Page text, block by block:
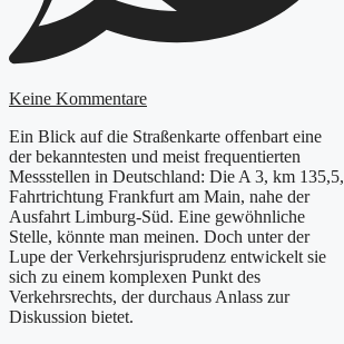
Keine Kommentare
Ein Blick auf die Straßenkarte offenbart eine
der bekanntesten und meist frequentierten
Messstellen in Deutschland: Die A 3, km 135,5,
Fahrtrichtung Frankfurt am Main, nahe der
Ausfahrt Limburg-Süd. Eine gewöhnliche
Stelle, könnte man meinen. Doch unter der
Lupe der Verkehrsjurisprudenz entwickelt sie
sich zu einem komplexen Punkt des
Verkehrsrechts, der durchaus Anlass zur
Diskussion bietet.